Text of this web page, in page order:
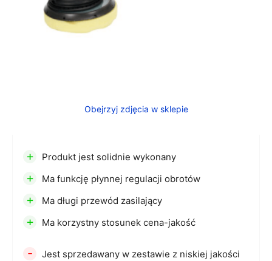
Obejrzyj zdjęcia w sklepie
+ Produkt jest solidnie wykonany
+ Ma funkcję płynnej regulacji obrotów
+ Ma długi przewód zasilający
+ Ma korzystny stosunek cena-jakość
-
Jest sprzedawany w zestawie z niskiej jakości